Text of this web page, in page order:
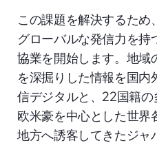
この課題を解決するため
グローバルな発信力を
協業を開始します。地域
を深掘りした情報を国内
信デジタルと、22国籍の
欧米豪を中心とした世界
地方へ誘客してきたジャ